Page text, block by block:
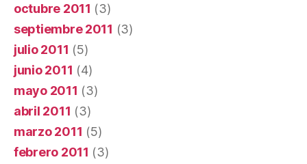
octubre 2011 (3)
septiembre 2011 (3)
julio 2011 (5)
junio 2011 (4)
mayo 2011 (3)
abril 2011 (3)
marzo 2011 (5)
febrero 2011 (3)